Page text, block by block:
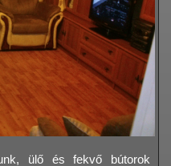
ülő és fekvő bútorok